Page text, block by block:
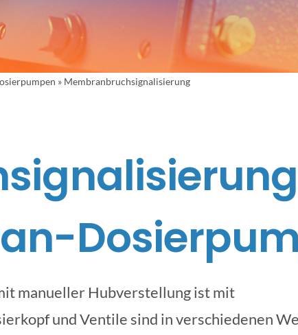
» Membranbruchsignalisierung
manueller Hubverstellung ist mit
und Ventile sind in verschiedenen